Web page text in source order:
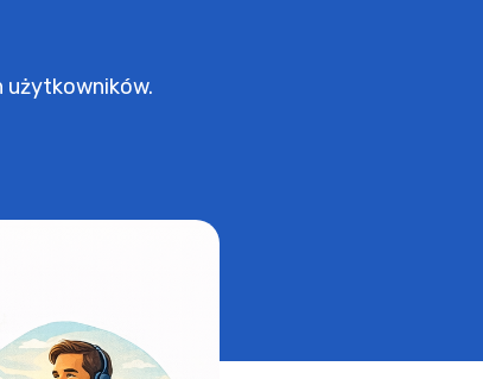
użytkowników.